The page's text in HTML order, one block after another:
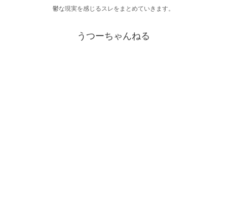
鬱な現実を感じるスレをまとめていきます。
うつーちゃんねる